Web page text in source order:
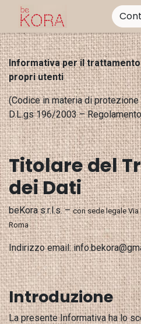
Informativa per il
propri utenti
(Codice in materia di
D.L.gs 196/2003 –
Titolare del
dei Dati
beKora s.r.l.s. –con sede legale Via
Roma
Indirizzo email:
Introduzione
La presente Informativa ha lo